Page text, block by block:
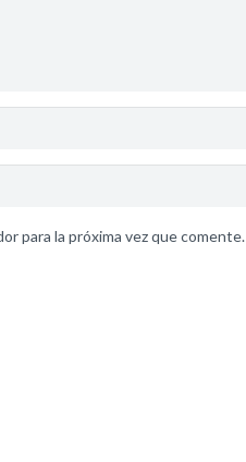
para la próxima vez que comente.